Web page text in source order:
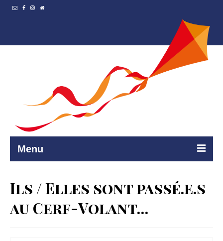
Menu
Resto et…
Programmation
Ils / Elles sont passé.e.s
au Cerf-Volant…